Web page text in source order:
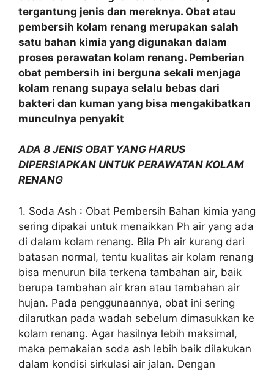
tergantung jenis dan mereknya. Obat atau
pembersih kolam renang merupakan salah
satu bahan kimia yang digunakan dalam
proses perawatan kolam renang. Pemberian
obat pembersih ini berguna sekali menjaga
kolam renang supaya selalu bebas dari
bakteri dan kuman yang bisa mengakibatkan
munculnya penyakit
ADA 8 JENIS OBAT YANG HARUS
DIPERSIAPKAN UNTUK PERAWATAN KOLAM
RENANG
1. Soda Ash : Obat Pembersih Bahan kimia yang
sering dipakai untuk menaikkan Ph air yang ada
di dalam kolam renang. Bila Ph air kurang dari
batasan normal, tentu kualitas air kolam renang
bisa menurun bila terkena tambahan air, baik
berupa tambahan air kran atau tambahan air
hujan. Pada penggunaannya, obat ini sering
dilarutkan pada wadah sebelum dimasukkan ke
kolam renang. Agar hasilnya lebih maksimal,
maka pemakaian soda ash lebih baik dilakukan
dalam kondisi sirkulasi air jalan. Dengan